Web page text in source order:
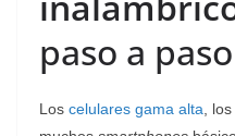
paso a paso
Los celulares gama alta ,